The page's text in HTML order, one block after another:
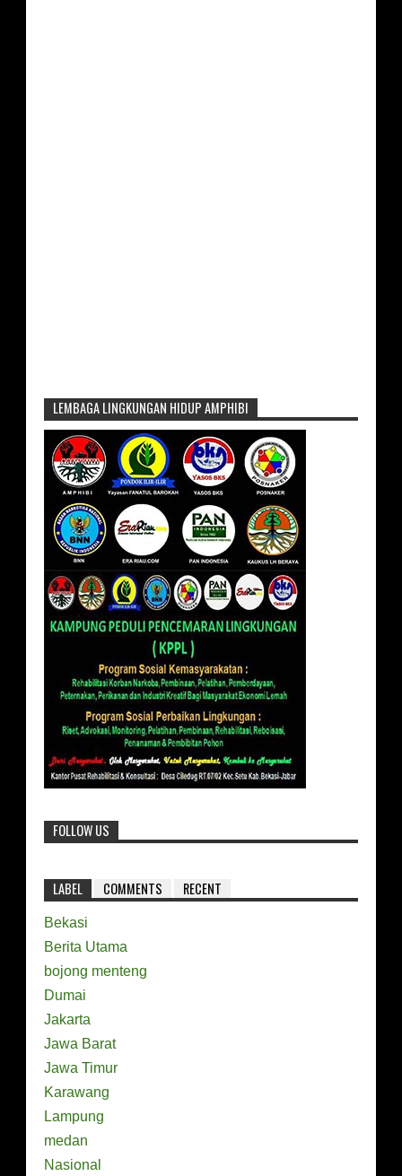
LEMBAGA LINGKUNGAN HIDUP AMPHIBI
FOLLOW US
LABEL COMMENTS RECENT
Bekasi
Berita Utama
bojong menteng
Dumai
Jakarta
Jawa Barat
Jawa Timur
Karawang
Lampung
medan
Nasional